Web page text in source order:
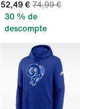
52,49 € 74,99 €
30 % de
descompte